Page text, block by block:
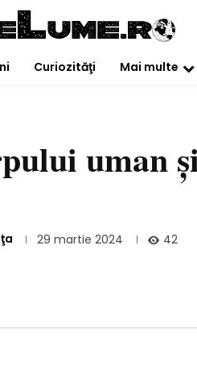
Curiozităţi Mai multe
uman
29 martie 2024 42